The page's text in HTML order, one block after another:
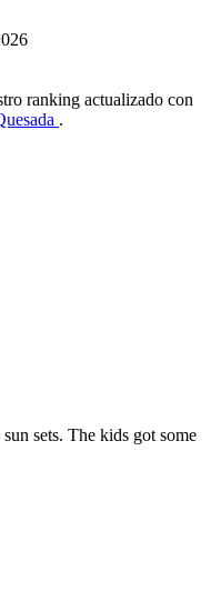
ranking actualizado con
.
sets. The kids got some